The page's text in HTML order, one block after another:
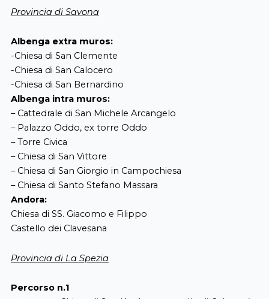
Provincia di Savona
Albenga extra muros:
-Chiesa di San Clemente
-Chiesa di San Calocero
-Chiesa di San Bernardino
Albenga intra muros:
– Cattedrale di San Michele Arcangelo
– Palazzo Oddo, ex torre Oddo
– Torre Civica
– Chiesa di San Vittore
– Chiesa di San Giorgio in Campochiesa
– Chiesa di Santo Stefano Massara
Andora:
Chiesa di SS. Giacomo e Filippo
Castello dei Clavesana
Provincia di La Spezia
Percorso n.1